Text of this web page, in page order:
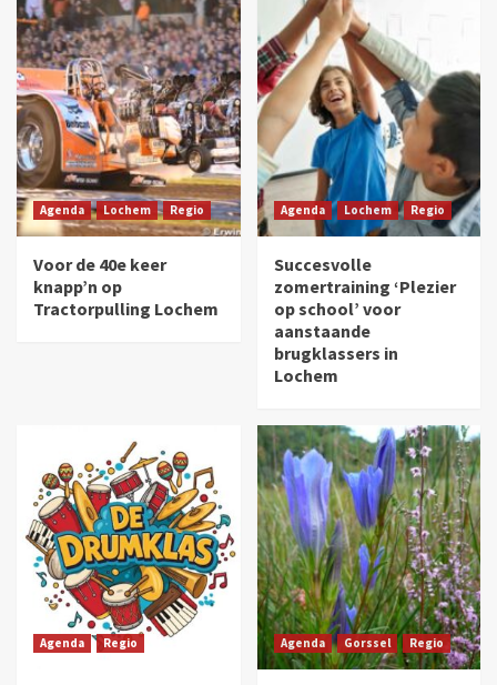
Agenda Lochem Regio
Voor de 40e keer
knapp’n op
Tractorpulling Lochem
Agenda Lochem Regio
Succesvolle
zomertraining ‘Plezier
op school’ voor
aanstaande
brugklassers in
Lochem
Agenda Regio Agenda Gorssel Regio